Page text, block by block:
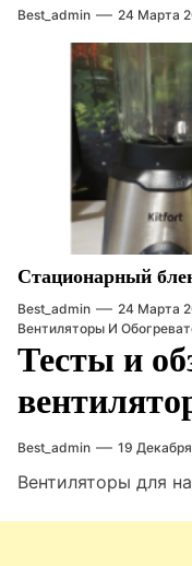
Best_admin 24 Марта
Стационарный
Best_admin
24 Марта
Вентиляторы И
Тесты и
Best_admin 19
Вентиляторы для